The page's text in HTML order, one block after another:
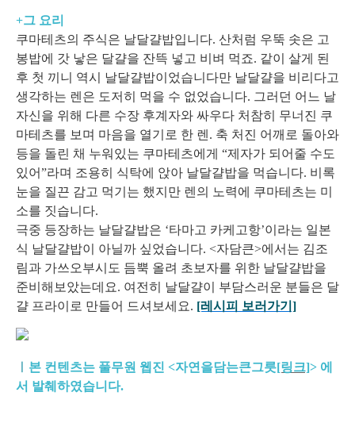
+그 요리
쿠마테츠의 주식은 날달걀밥입니다. 산처럼 우뚝 솟은 고
봉밥에 갓 낳은 달걀을 잔뜩 넣고 비벼 먹죠. 같이 살게 된
후 첫 끼니 역시 날달걀밥이었습니다만 날달걀을 비리다고
생각하는 렌은 도저히 먹을 수 없었습니다. 그러던 어느 날
자신을 위해 다른 수장 후계자와 싸우다 처참히 무너진 쿠
마테츠를 보며 마음을 열기로 한 렌. 축 처진 어깨로 돌아와
등을 돌린 채 누워있는 쿠마테츠에게 “제자가 되어줄 수도
있어”라며 조용히 식탁에 앉아 날달걀밥을 먹습니다. 비록
눈을 질끈 감고 먹기는 했지만 렌의 노력에 쿠마테츠는 미
소를 짓습니다.
극중 등장하는 날달걀밥은 ‘타마고 카케고항’이라는 일본
식 날달걀밥이 아닐까 싶었습니다. <자담큰>에서는 김조
림과 가쓰오부시도 듬뿍 올려 초보자를 위한 날달걀밥을
준비해보았는데요. 여전히 날달걀이 부담스러운 분들은 달
걀 프라이로 만들어 드셔보세요. [레시피 보러가기]
본 컨텐츠는 풀무원 웹진 <자연을담는큰그릇[링크]> 에
서 발췌하였습니다.